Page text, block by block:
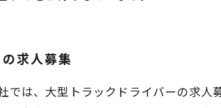
求人募集
では、大型トラックドライバーの求